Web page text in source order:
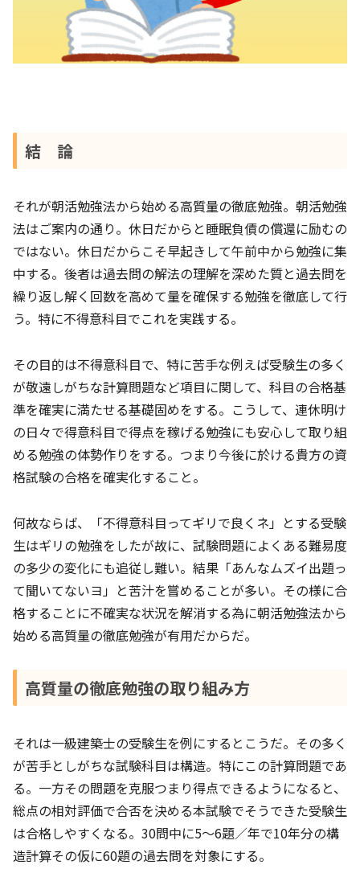
結 論
それが朝活勉強法から始める高質量の徹底勉強。朝活勉強
法はご案内の通り。休日だからと睡眠負債の償還に励むの
ではない。休日だからこそ早起きして午前中から勉強に集
中する。後者は過去問の解法の理解を深めた質と過去問を
繰り返し解く回数を高めて量を確保する勉強を徹底して行
う。特に不得意科目でこれを実践する。
その目的は不得意科目で、特に苦手な例えば受験生の多く
が敬遠しがちな計算問題など項目に関して、科目の合格基
準を確実に満たせる基礎固めをする。こうして、連休明け
の日々で得意科目で得点を稼げる勉強にも安心して取り組
める勉強の体勢作りをする。つまり今後に於ける貴方の資
格試験の合格を確実化すること。
何故ならば、「不得意科目ってギリで良くネ」とする受験
生はギリの勉強をしたが故に、試験問題によくある難易度
の多少の変化にも追従し難い。結果「あんなムズイ出題っ
て聞いてないヨ」と苦汁を嘗めることが多い。その様に合
格することに不確実な状況を解消する為に朝活勉強法から
始める高質量の徹底勉強が有用だからだ。
高質量の徹底勉強の取り組み方
それは一級建築士の受験生を例にするとこうだ。その多く
が苦手としがちな試験科目は構造。特にこの計算問題であ
る。一方その問題を克服つまり得点できるようになると、
総点の相対評価で合否を決める本試験でそうできた受験生
は合格しやすくなる。30問中に5～6題／年で10年分の構
造計算その仮に60題の過去問を対象にする。